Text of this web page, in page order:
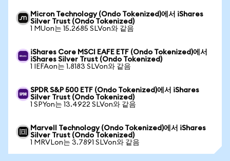
Micron Technology (Ondo Tokenized)에서 iShares
Silver Trust (Ondo Tokenized)
1 MUon는 15.2685 SLVon와 같음
iShares Core MSCI EAFE ETF (Ondo Tokenized)에서
iShares Silver Trust (Ondo Tokenized)
1 IEFAon는 1.8183 SLVon와 같음
SPDR S&P 500 ETF (Ondo Tokenized)에서 iShares
Silver Trust (Ondo Tokenized)
1 SPYon는 13.4922 SLVon와 같음
Marvell Technology (Ondo Tokenized)에서 iShares
Silver Trust (Ondo Tokenized)
1 MRVLon는 3.7891 SLVon와 같음